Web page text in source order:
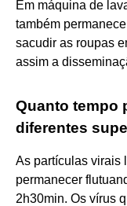
Em máquina de
também
sacudir as roupas
assim a
Quanto tempo
diferentes
As partículas virais
permanecer
2h30min. Os vírus